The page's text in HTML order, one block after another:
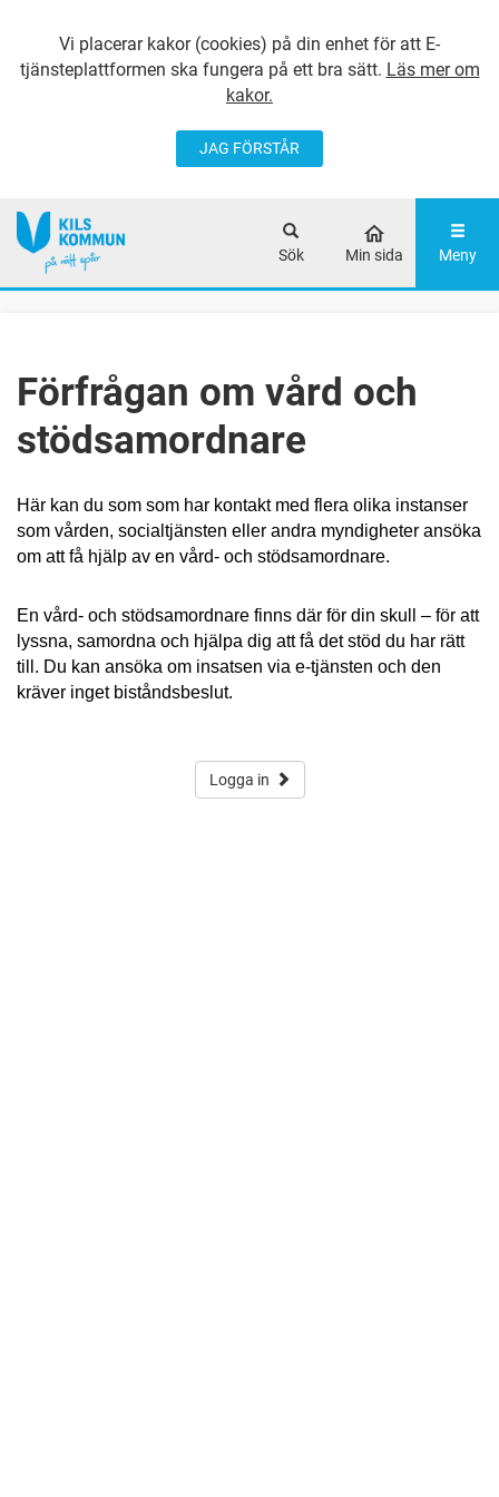
Vi placerar kakor (cookies) på din enhet för att E-
tjänsteplattformen ska fungera på ett bra sätt. Läs mer om
kakor.
JAG FÖRSTÅR
GÅ DIREKT TILL
Sök Min sida Meny
Förfrågan om vård och
stödsamordnare
Här kan du som som har kontakt med flera olika instanser
som vården, socialtjänsten eller andra myndigheter ansöka
om att få hjälp av en vård- och stödsamordnare.
En vård- och stödsamordnare finns där för din skull – för att
lyssna, samordna och hjälpa dig att få det stöd du har rätt
till. Du kan ansöka om insatsen via e-tjänsten och den
kräver inget biståndsbeslut.
Logga in